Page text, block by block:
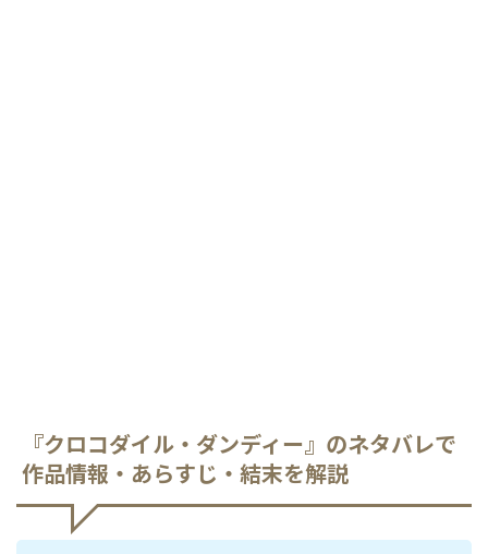
『クロコダイル・ダンディー』のネタバレで
作品情報・あらすじ・結末を解説